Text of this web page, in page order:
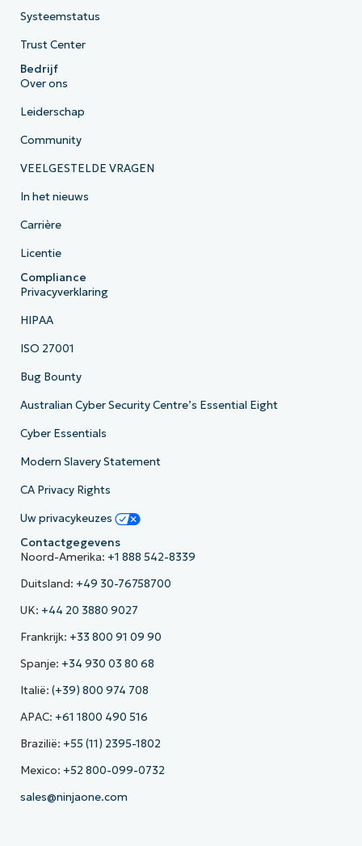
Systeemstatus
Trust Center
Bedrijf
Over ons
Leiderschap
Community
VEELGESTELDE VRAGEN
In het nieuws
Carrière
Licentie
Compliance
Privacyverklaring
HIPAA
ISO 27001
Bug Bounty
Australian Cyber Security Centre’s Essential Eight
Cyber Essentials
Modern Slavery Statement
CA Privacy Rights
Uw privacykeuzes
Contactgegevens
Noord-Amerika: +1 888 542-8339
Duitsland: +49 30-76758700
UK: +44 20 3880 9027
Frankrijk: +33 800 91 09 90
Spanje: +34 930 03 80 68
Italië: (+39) 800 974 708
APAC: +61 1800 490 516
Brazilië: +55 (11) 2395-1802
Mexico: +52 800-099-0732
sales@ninjaone.com